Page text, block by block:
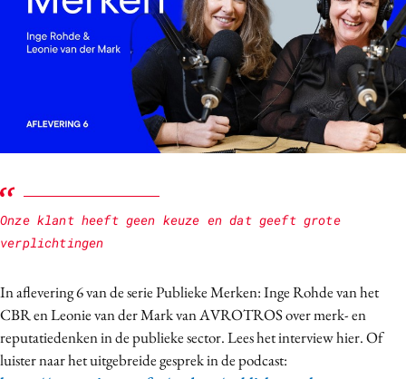
Bureaus
Campagnes
Craft
Customer Experience
Digital transformation
Effectiviteit
Gedragsverandering
Influencer marketing
Interne communicatie
Onze klant heeft geen keuze en dat geeft grote
verplichtingen
In aflevering 6 van de serie Publieke Merken: Inge Rohde van het
CBR en Leonie van der Mark van AVROTROS over merk- en
reputatiedenken in de publieke sector. Lees het interview hier. Of
luister naar het uitgebreide gesprek in de podcast: